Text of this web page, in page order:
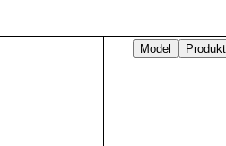
Model Produkt